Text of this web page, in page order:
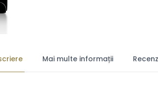
Mai multe informații